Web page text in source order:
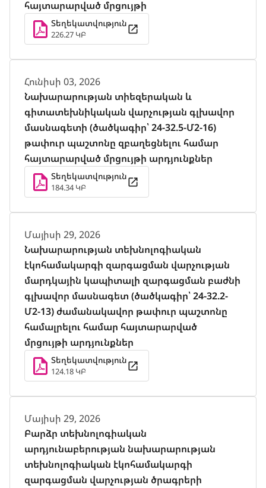
հայտարարված մրցույթի
Տեղեկատվություն
226.27 ԿԲ
Հունիսի 03, 2026
Նախարարության տիեզերական և
գիտատեխնիկական վարչության գլխավոր
մասնագետի (ծածկագիր՝ 24-32.5-Մ2-16)
թափուր պաշտոնը զբաղեցնելու համար
հայտարարված մրցույթի արդյունքներ
Տեղեկատվություն
184.34 ԿԲ
Մայիսի 29, 2026
Նախարարության տեխնոլոգիական
էկոհամակարգի զարգացման վարչության
մարդկային կապիտալի զարգացման բաժնի
գլխավոր մասնագետ (ծածկագիր՝ 24-32.2-
Մ2-13) ժամանակավոր թափուր պաշտոնը
համալրելու համար հայտարարված
մրցույթի արդյունքներ
Տեղեկատվություն
124.18 ԿԲ
Մայիսի 29, 2026
Բարձր տեխնոլոգիական
արդյունաբերության նախարարության
տեխնոլոգիական էկոհամակարգի
զարգացման վարչության ծրագրերի